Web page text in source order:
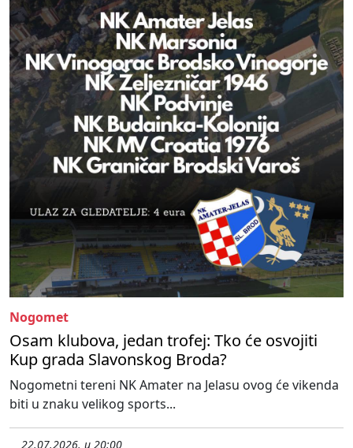
Nogomet
Osam klubova, jedan trofej: Tko će osvojiti
Kup grada Slavonskog Broda?
Nogometni tereni NK Amater na Jelasu ovog će vikenda
biti u znaku velikog sports...
22.07.2026. u 20:00